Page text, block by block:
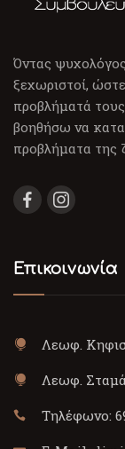
Όντας
ξεχωριστοί,
προβλήματά
βοηθήσω να
προβλήματα της
Επικοινωνία
Λεωφ.
Λεωφ.
Τηλέφωνο: